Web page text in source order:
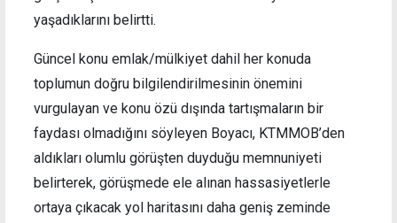
yaşadıklarını belirtti.
Güncel konu emlak/mülkiyet dahil her konuda
toplumun doğru bilgilendirilmesinin önemini
vurgulayan ve konu özü dışında tartışmaların bir
faydası olmadığını söyleyen Boyacı, KTMMOB’den
aldıkları olumlu görüşten duyduğu memnuniyeti
belirterek, görüşmede ele alınan hassasiyetlerle
ortaya çıkacak yol haritasını daha geniş zeminde